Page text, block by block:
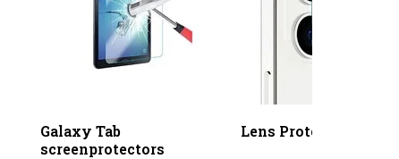
Galaxy Tab
screenprotectors
Lens Protectors